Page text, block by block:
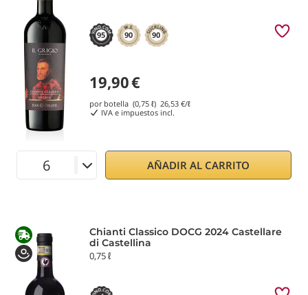
95 90 90
19,90€
por botella (0,75 ℓ) 26,53 €/ℓ
IVA e impuestos incl.
AÑADIR AL CARRITO
Chianti Classico DOCG 2024 Castellare
di Castellina
0,75 ℓ